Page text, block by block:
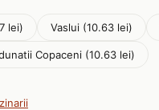
lei) Vaslui (10.63 lei)
Copaceni (10.63 lei)